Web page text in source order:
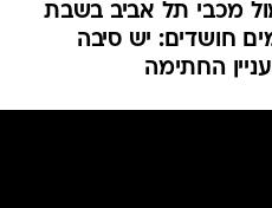
מכבי תל אביב בשבת
האדומים חושדים: יש סיבה
החתימה